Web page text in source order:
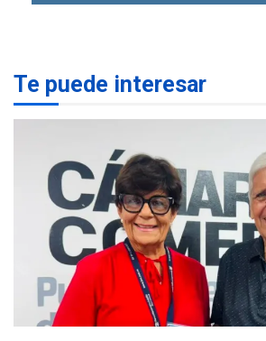
submarinas
3
de
a Corazón de
4
REGIONALES
Alcaldía de
atendiendo
con plan de
Te puede interesar